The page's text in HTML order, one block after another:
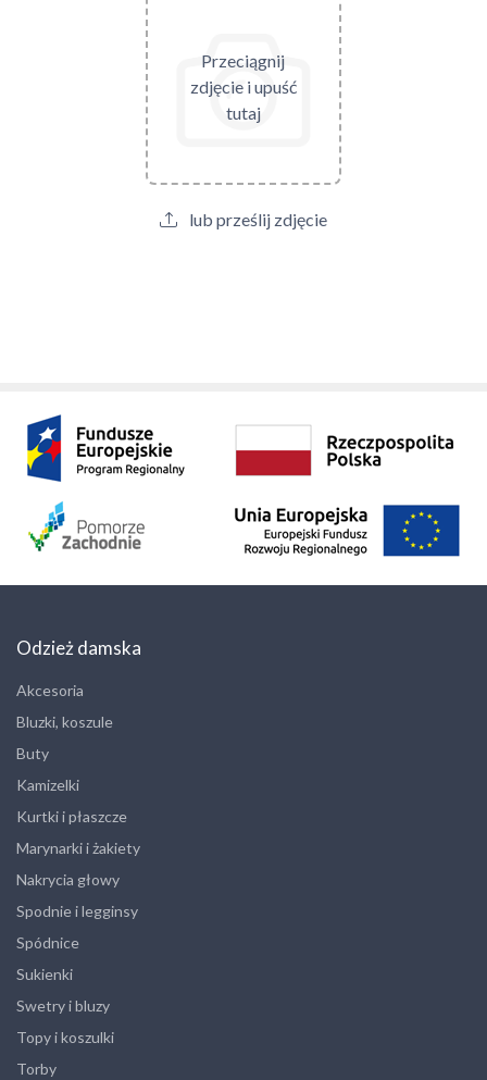
Przeciągnij
zdjęcie i upuść
tutaj
lub prześlij zdjęcie
Odzież damska
Akcesoria
Bluzki, koszule
Buty
Kamizelki
Kurtki i płaszcze
Marynarki i żakiety
Nakrycia głowy
Spodnie i legginsy
Spódnice
Sukienki
Swetry i bluzy
Topy i koszulki
Torby